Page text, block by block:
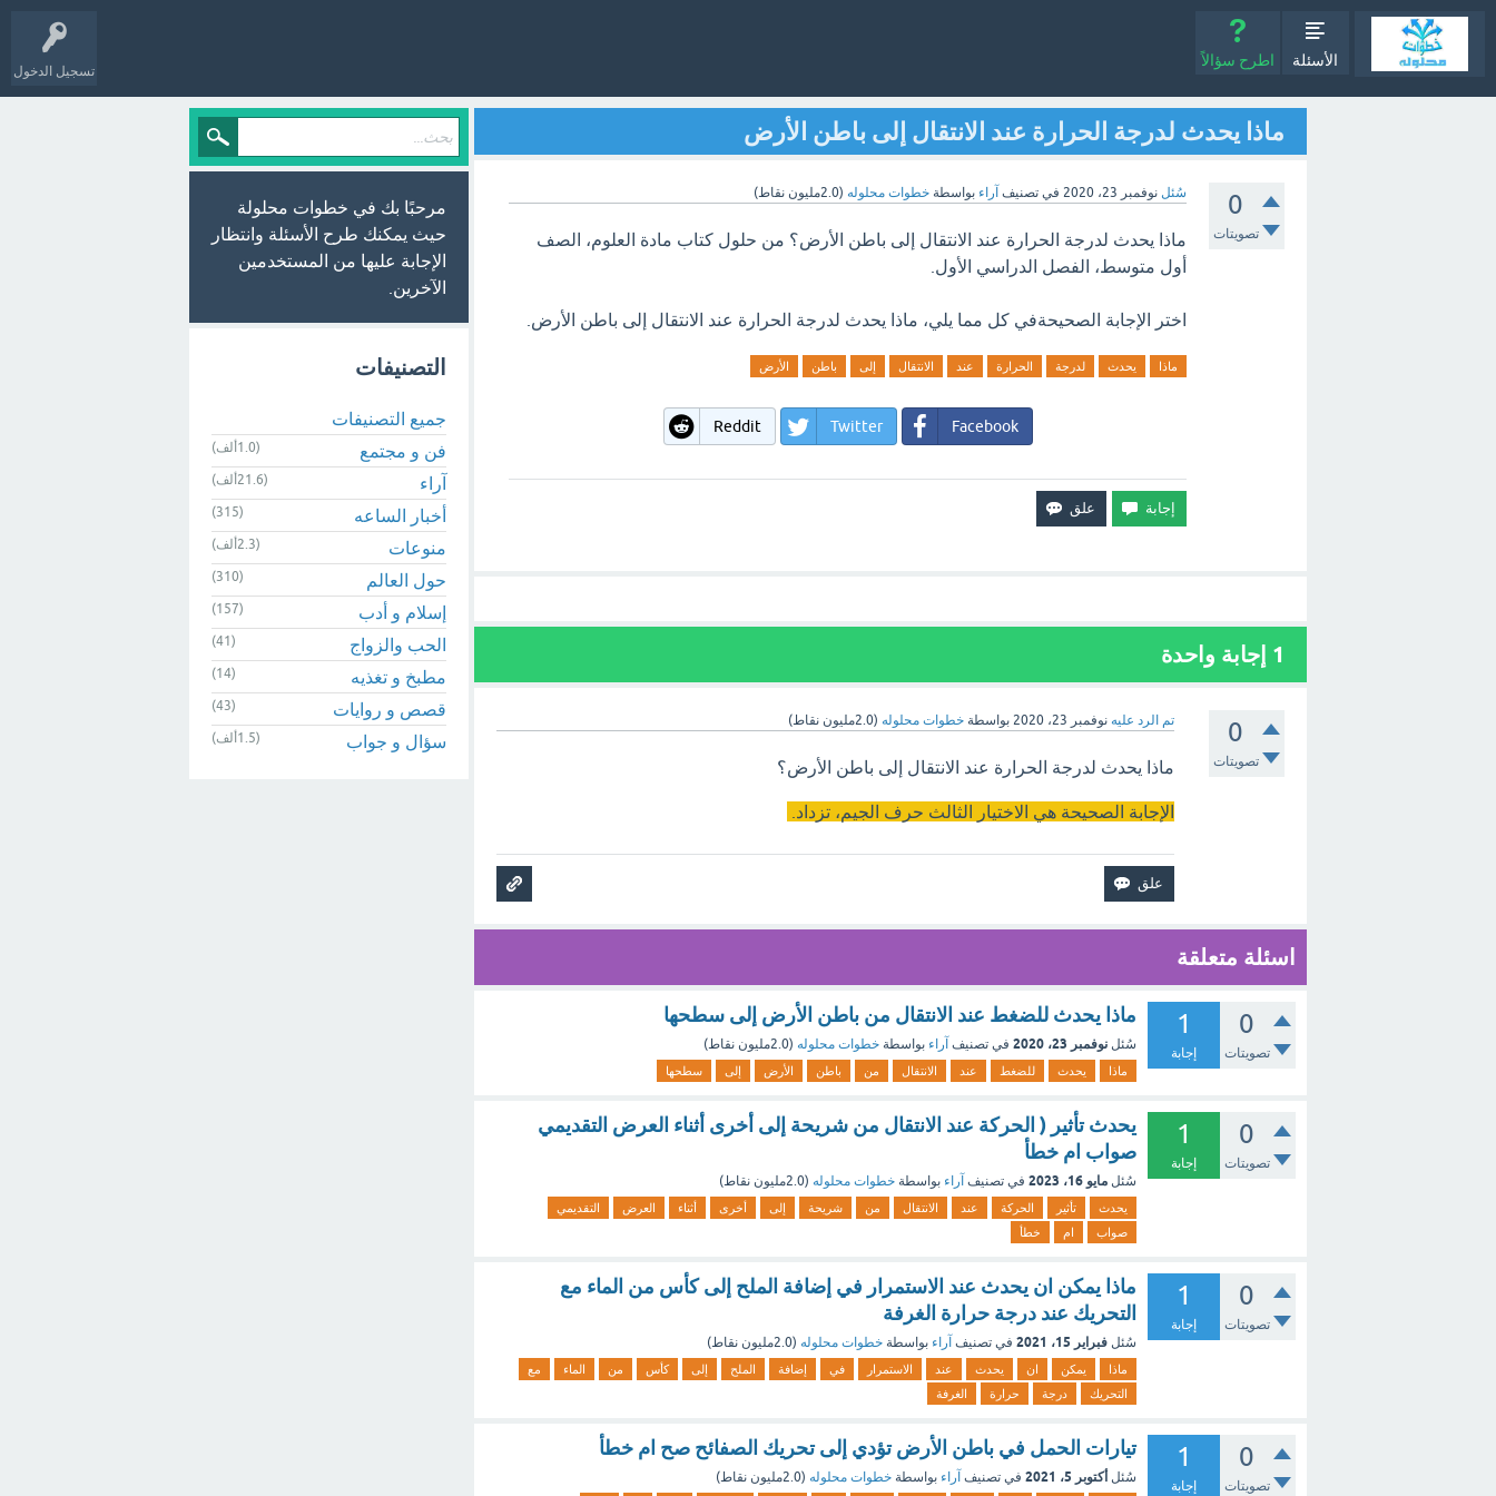
تسجيل الدخول
الأسئلة اطرح سؤالاً
ماذا يحدث لدرجة الحرارة عند الانتقال إلى باطن الأرض
0
تصويتات
سُئل نوفمبر 23، 2020 في تصنيف آراء بواسطة خطوات محلوله (2.0مليون نقاط)
ماذا يحدث لدرجة الحرارة عند الانتقال إلى باطن الأرض؟ من حلول كتاب مادة العلوم، الصف
أول متوسط، الفصل الدراسي الأول.
اختر الإجابة الصحيحةفي كل مما يلي، ماذا يحدث لدرجة الحرارة عند الانتقال إلى باطن الأرض.
ماذا يحدث لدرجة الحرارة عند الانتقال إلى باطن الأرض
Facebook
Twitter
Reddit
1 إجابة واحدة
0
تصويتات
تم الرد عليه نوفمبر 23، 2020 بواسطةخطوات محلوله (2.0مليون نقاط)
ماذا يحدث لدرجة الحرارة عند الانتقال إلى باطن الأرض؟
الإجابة الصحيحة هي الاختيار الثالث حرف الجيم، تزداد.
اسئلة متعلقة
0
تصويتات
1
إجابة
ماذا يحدث للضغط عند الانتقال من باطن الأرض إلى سطحها
سُئل نوفمبر 23، 2020 في تصنيف آراء بواسطة خطوات محلوله (2.0مليون نقاط)
ماذا يحدث للضغط عند الانتقال من باطن الأرض إلى سطحها
0
تصويتات
1
إجابة
يحدث تأثير ( الحركة عند الانتقال من شريحة إلى أخرى أثناء العرض التقديمي
صواب ام خطأ
سُئل مايو 16، 2023 في تصنيف آراء بواسطة خطوات محلوله (2.0مليون نقاط)
يحدث تأثير الحركة عند الانتقال من شريحة إلى أخرى أثناء العرض
التقديمي
صواب
ام خطأ
0
تصويتات
1
إجابة
ماذا يمكن ان يحدث عند الاستمرار في إضافة الملح إلى كأس من الماء مع
التحريك عند درجة حرارة الغرفة
سُئل فبراير 15، 2021 في تصنيف آراء بواسطة خطوات محلوله (2.0مليون نقاط)
ماذا يمكن ان يحدث عند الاستمرار في إضافة الملح إلى كأس من الماء
مع
التحريك
درجة حرارة الغرفة
0
تصويتات
1
إجابة
تيارات الحمل في باطن الأرض تؤدي إلى تحريك الصفائح صح ام خطأ
سُئل أكتوبر 5، 2021 في تصنيف آراء بواسطة خطوات محلوله (2.0مليون نقاط)
مرحبًا بك في خطوات محلولة
حيث يمكنك طرح الأسئلة وانتظار
الإجابة عليها من المستخدمين
الآخرين.
التصنيفات
جميع التصنيفات
فن و مجتمع
(1.0ألف)
آراء (21.6ألف)
أخبار الساعه (315)
منوعات (2.3ألف)
حول العالم (310)
إسلام و أدب (157)
الحب والزواج (41)
مطبخ و تغذيه (14)
قصص و روايات (43)
سؤال و جواب (1.5ألف)